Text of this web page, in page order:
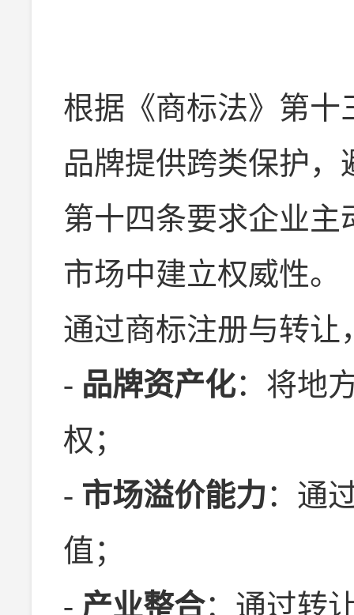
根据《商标法》第十
品牌提供跨类保护
第十四条要求企业
市场中建立权威性。
通过商标注册与转让
- 品牌资产化：将地
权；
- 市场溢价能力：通
值；
- 产业整合：通过转